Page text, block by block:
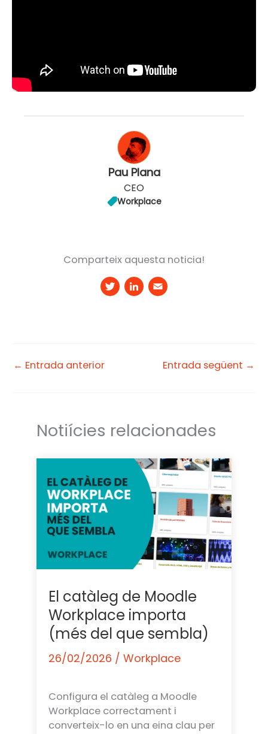
Pau Plana
CEO
Workplace
Comparteix aquesta noticia!
T Li
← Entrada anterior Entrada següent →
Notiícies relacionades
El catàleg de Moodle
Workplace importa
(més del que sembla)
26/02/2026 /Workplace
Configura el catàleg a Moodle
Workplace correctament i
converteix-lo en una eina clau per